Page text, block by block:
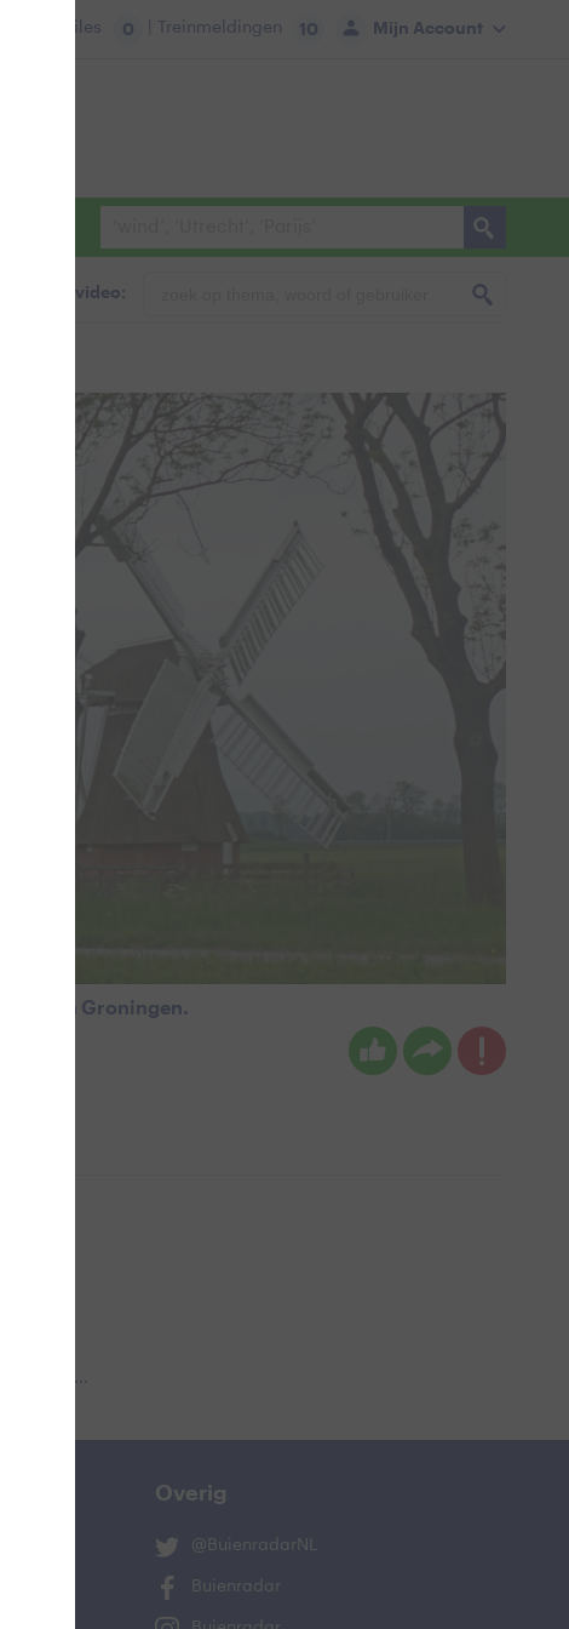
Mijn Account
Files 0 | Treinmeldingen 10
in foto & video:
koud in Groningen.
aub...
Overig
@BuienradarNL
Buienradar